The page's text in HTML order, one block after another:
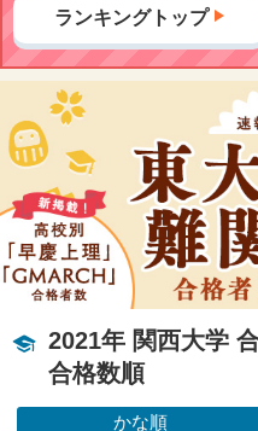
ランキングトップ
2021年 関西大学
合格数順
かな順